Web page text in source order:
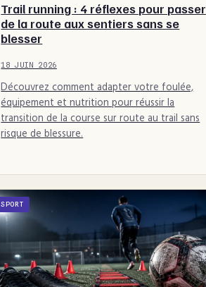
Trail running : 4 réflexes pour passer
de la route aux sentiers sans se
blesser
18 JUIN 2026
Découvrez comment adapter votre foulée,
équipement et nutrition pour réussir la
transition de la course sur route au trail sans
risque de blessure.
SPORT